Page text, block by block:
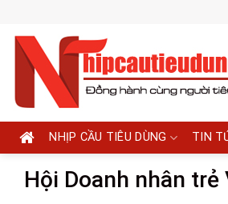
content
NHỊP CẦU TIÊU DÙNG TIN
Hội Doanh nhân